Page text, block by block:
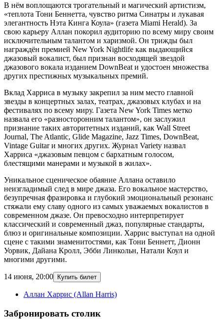
В нём воплощаются трогательный и магический артистизм,
«теплота Тони Беннетта, чувство ритма Синатры и лукавая
элегантность Нэта Кинга Коула» (газета Miami Herald). За
свою карьеру Аллан покорил аудиторию по всему миру своим
исключительным талантом и харизмой. Он трижды был
награждён премией New York Nightlife как выдающийся
джазовый вокалист, был признан восходящей звездой
джазового вокала изданием DownBeat и удостоен множества
других престижных музыкальных премий.
Вклад Харриса в музыку закрепил за ним место главной
звезды в концертных залах, театрах, джазовых клубах и на
фестивалях по всему миру. Газета New York Times метко
назвала его «разносторонним талантом», он заслужил
признание таких авторитетных изданий, как Wall Street
Journal, The Atlantic, Glide Magazine, Jazz Times, DownBeat,
Vintage Guitar и многих других. Журнал Variety назвал
Харриса «джазовым певцом с бархатным голосом,
блестящими манерами и музыкой в жилах».
Уникальное сценическое обаяние Аллана оставило
неизгладимый след в мире джаза. Его вокальное мастерство,
безупречная фразировка и глубокий эмоциональный резонанс
стяжали ему славу одного из самых уважаемых вокалистов в
современном джазе. Он превосходно интерпретирует
классический и современный джаз, популярные стандарты,
блюз и оригинальные композиции. Харрис выступал на одной
сцене с такими знаменитостями, как Тони Беннетт, Дионн
Уорвик, Дайана Кролл, Эбби Линкольн, Натали Коул и
многими другими.
14 июня, 20:00 Купить билет
Аллан Харрис (Allan Harris)
Забронировать столик